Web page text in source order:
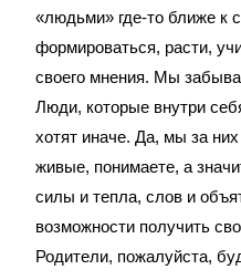
«людьми» где-то ближе к
формироваться, расти,
своего мнения. Мы
Люди, которые внутри
хотят иначе. Да, мы за
живые, понимаете, а
силы и тепла, слов и
возможности получить
Родители, пожалуйста,